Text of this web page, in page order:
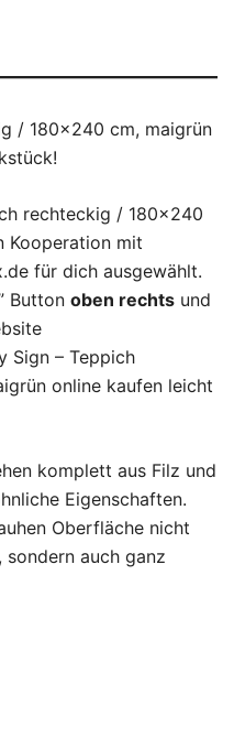
/ 180×240 cm, maigrün
rechteckig / 180×240
Kooperation mit
für dich ausgewählt.
Button oben rechts und
Sign – Teppich
online kaufen leicht
komplett aus Filz und
Eigenschaften.
Oberfläche nicht
sondern auch ganz